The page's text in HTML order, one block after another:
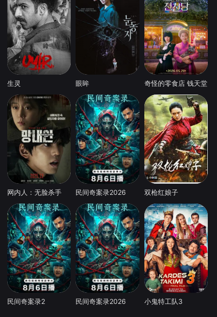
生灵 眼眸 奇怪的零食店 钱天堂
网内人：无脸杀手 民间奇案录2026 双枪红娘子
民间奇案录2 民间奇案录2026 小鬼特工队3